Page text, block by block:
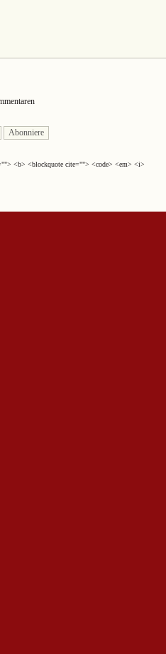
<b> <blockquote cite=""> <code> <em> <i>